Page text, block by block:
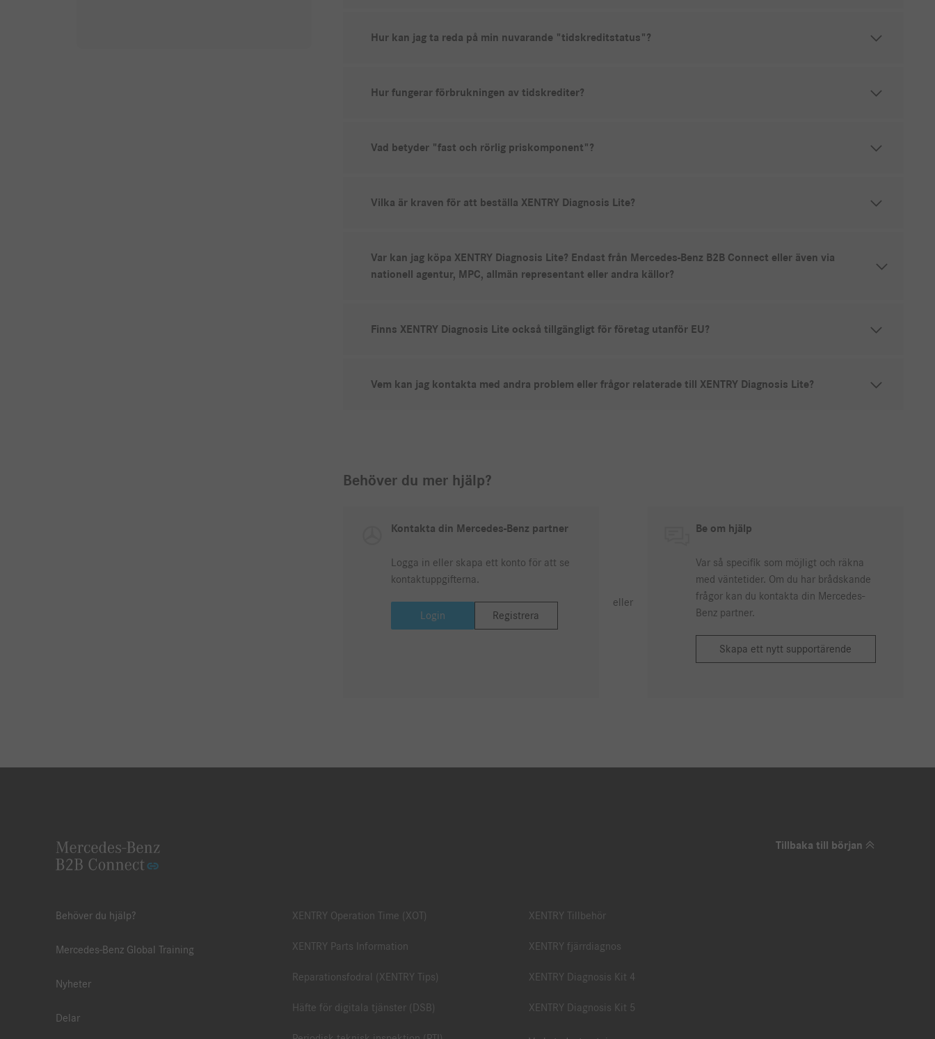
Hur kan jag ta reda på min nuvarande "tidskreditstatus"?
Hur fungerar förbrukningen av tidskrediter?
Vad betyder "fast och rörlig priskomponent"?
Vilka är kraven för att beställa XENTRY Diagnosis Lite?
Var kan jag köpa XENTRY Diagnosis Lite? Endast från Mercedes-Benz B2B Connect eller även via
nationell agentur, MPC, allmän representant eller andra källor?
Finns XENTRY Diagnosis Lite också tillgängligt för företag utanför EU?
Vem kan jag kontakta med andra problem eller frågor relaterade till XENTRY Diagnosis Lite?
Behöver du mer hjälp?
Kontakta din Mercedes-Benz partner
Logga in eller skapa ett konto för att se
kontaktuppgifterna.
Login Registrera
eller
Be om hjälp
Var så specifik som möjligt och räkna
med väntetider. Om du har brådskande
frågor kan du kontakta din Mercedes-
Benz partner.
Skapa ett nytt supportärende
Tillbaka till början
Behöver du hjälp?
Mercedes-Benz Global Training
Nyheter
Delar
XENTRY Operation Time (XOT)
XENTRY Parts Information
Reparationsfodral (XENTRY Tips)
Häfte för digitala tjänster (DSB)
XENTRY Tillbehör
XENTRY fjärrdiagnos
XENTRY Diagnosis Kit 4
XENTRY Diagnosis Kit 5